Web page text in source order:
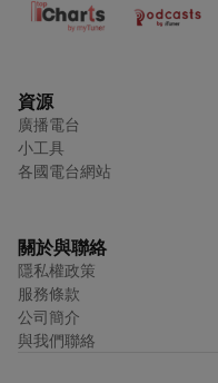
資源
廣播電台
小工具
各國電台網站
關於與聯絡
隱私權政策
服務條款
公司簡介
與我們聯絡